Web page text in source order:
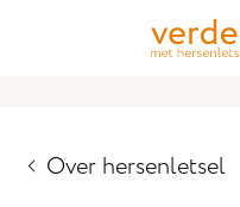
Over hersenletsel
Deze cookies zijn nodig
de website. Let op, deze